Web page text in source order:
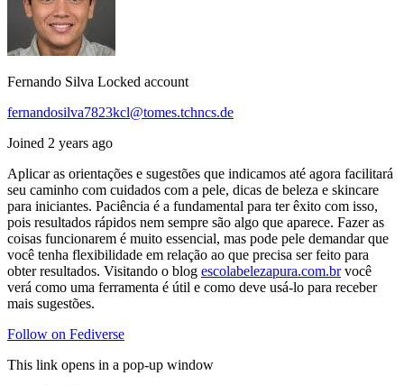
Fernando Silva Locked account
fernandosilva7823kcl@tomes.tchncs.de
Joined 2 years ago
Aplicar as orientações e sugestões que indicamos até agora facilitará
seu caminho com cuidados com a pele, dicas de beleza e skincare
para iniciantes. Paciência é a fundamental para ter êxito com isso,
pois resultados rápidos nem sempre são algo que aparece. Fazer as
coisas funcionarem é muito essencial, mas pode pele demandar que
você tenha flexibilidade em relação ao que precisa ser feito para
obter resultados. Visitando o blog escolabelezapura.com.brvocê
verá como uma ferramenta é útil e como deve usá-lo para receber
mais sugestões.
Follow on Fediverse
This link opens in a pop-up window